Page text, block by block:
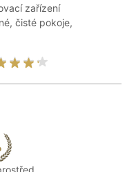
zařízení
čisté pokoje,